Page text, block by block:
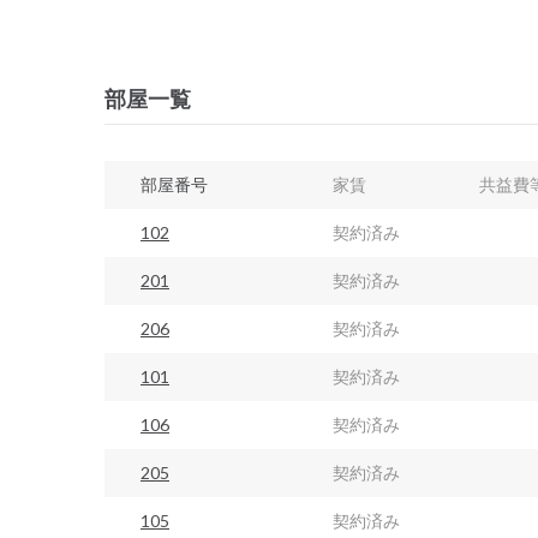
部屋一覧
部屋番号 家賃 共益費
102 契約済み
201 契約済み
206 契約済み
101 契約済み
106 契約済み
205 契約済み
105 契約済み